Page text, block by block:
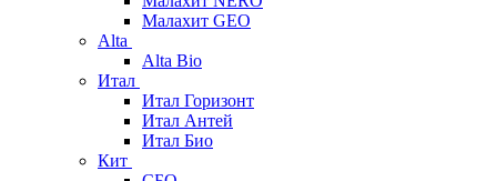
Малахит GEO
Alta
Alta Bio
Итал
Итал Горизонт
Итал Антей
Итал Био
Кит